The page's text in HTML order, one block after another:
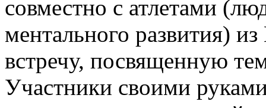
совместно с атлетами
ментального развития)
встречу, посвященную
Участники своими